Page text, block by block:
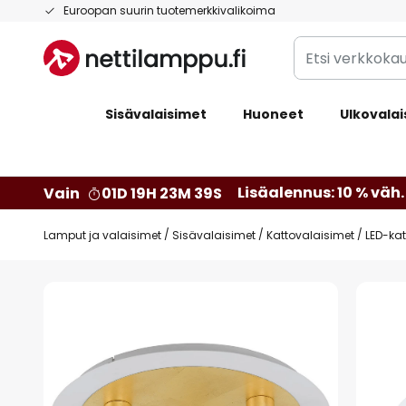
Euroopan suurin tuotemerkkivalikoima
Skip
Content
Etsi
verkkokaupan
Sisävalaisimet Huoneet
Vain 01D 19H 23M 39S Lisäalennus: 10 %
Lamput ja valaisimet Sisävalaisimet Kattovalaisimet LED-